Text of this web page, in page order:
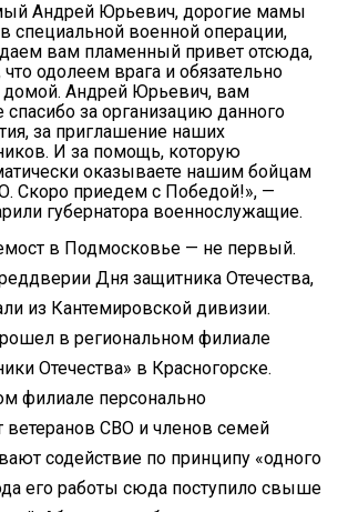
Андрей Юрьевич, дорогие мамы
специальной военной операции,
вам пламенный привет отсюда,
одолеем врага и обязательно
домой. Андрей Юрьевич, вам
спасибо за организацию данного
за приглашение наших
И за помощь, которую
оказываете нашим бойцам
Скоро приедем с Победой!», —
губернатора военнослужащие.
в Подмосковье — не первый.
Дня защитника Отечества,
из Кантемировской дивизии.
в региональном филиале
Отечества» в Красногорске.
филиале персонально
СВО и членов семей
содействие по принципу «одного
его работы сюда поступило свыше